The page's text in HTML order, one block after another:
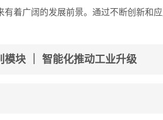
有着广阔的发展前景。通过不断创新和
模块 ｜ 智能化推动工业升级